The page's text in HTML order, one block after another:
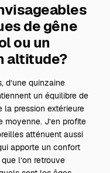
de gêne
ou un
altitude?
d’une quinzaine
un équilibre de
la pression extérieure
J’en profite
atténuent aussi
apporte un confort
l’on retrouve